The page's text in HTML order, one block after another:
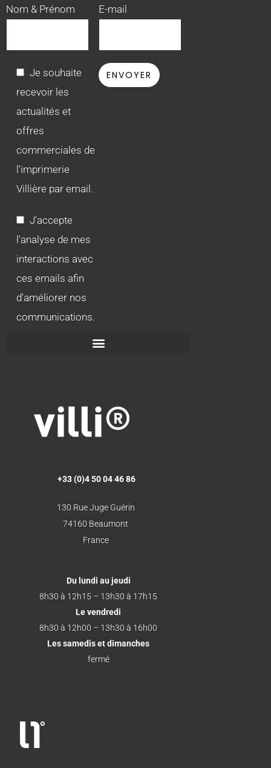
Nom & Prénom E-mail
Je souhaite
recevoir les
actualités et
offres
commerciales de
l'imprimerie
Villière par email.
J'accepte
l'analyse de mes
interactions avec
ces emails afin
d'améliorer nos
communications.
+33 (0)4 50 04 46 86
130 Rue Juge Guérin
74160 Beaumont
France
Du lundi au jeudi
8h30 à 12h15 – 13h30 à 17h15
Le vendredi
8h30 à 12h00 – 13h30 à 16h00
Les samedis et dimanches
fermé